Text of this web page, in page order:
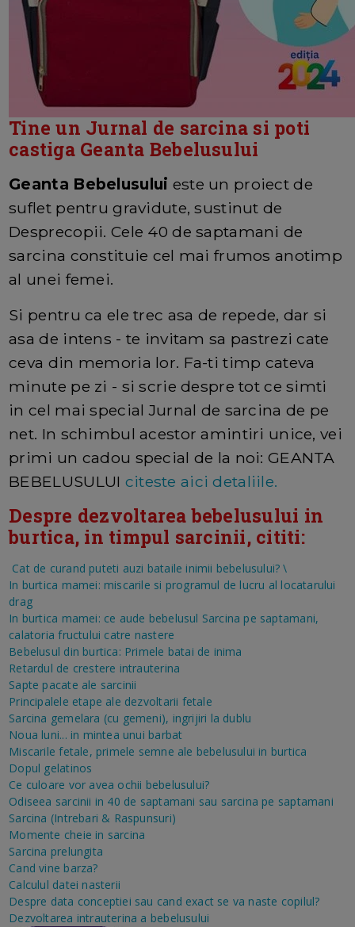
Tine un Jurnal de sarcina si poti
castiga Geanta Bebelusului
Geanta Bebelusului este un proiect de
suflet pentru gravidute, sustinut de
Desprecopii. Cele 40 de saptamani de
sarcina constituie cel mai frumos anotimp
al unei femei.
Si pentru ca ele trec asa de repede, dar si
asa de intens - te invitam sa pastrezi cate
ceva din memoria lor. Fa-ti timp cateva
minute pe zi - si scrie despre tot ce simti
in cel mai special Jurnal de sarcina de pe
net. In schimbul acestor amintiri unice, vei
primi un cadou special de la noi: GEANTA
BEBELUSULUI citeste aici detaliile.
Despre dezvoltarea bebelusului in
burtica, in timpul sarcinii, cititi:
Cat de curand puteti auzi bataile inimii bebelusului? \
In burtica mamei: miscarile si programul de lucru al locatarului
drag
In burtica mamei: ce aude bebelusul Sarcina pe saptamani,
calatoria fructului catre nastere
Bebelusul din burtica: Primele batai de inima
Retardul de crestere intrauterina
Sapte pacate ale sarcinii
Principalele etape ale dezvoltarii fetale
Sarcina gemelara (cu gemeni), ingrijiri la dublu
Noua luni... in mintea unui barbat
Miscarile fetale, primele semne ale bebelusului in burtica
Dopul gelatinos
Ce culoare vor avea ochii bebelusului?
Odiseea sarcinii in 40 de saptamani sau sarcina pe saptamani
Sarcina (Intrebari & Raspunsuri)
Momente cheie in sarcina
Sarcina prelungita
Cand vine barza?
Calculul datei nasterii
Despre data conceptiei sau cand exact se va naste copilul?
Dezvoltarea intrauterina a bebelusului